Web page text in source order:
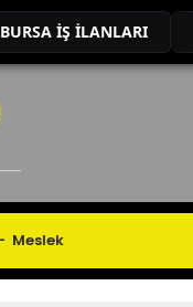
BURSA İŞ İLANLARI